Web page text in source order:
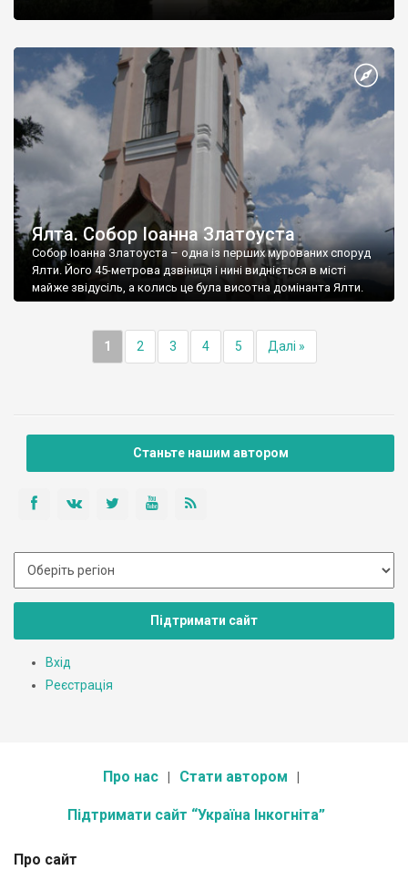
Ялта. Собор Іоанна Златоуста
Собор Іоанна Златоуста – одна із перших мурованих споруд
Ялти. Його 45-метрова дзвіниця і нині видніється в місті
майже звідусіль, а колись це була висотна домінанта Ялти.
1 2 3 4 5 Далі »
Станьте нашим автором
Підтримати сайт
Вхід
Реєстрація
Про нас Стати автором
Підтримати сайт “Україна Інкогніта”
Про сайт